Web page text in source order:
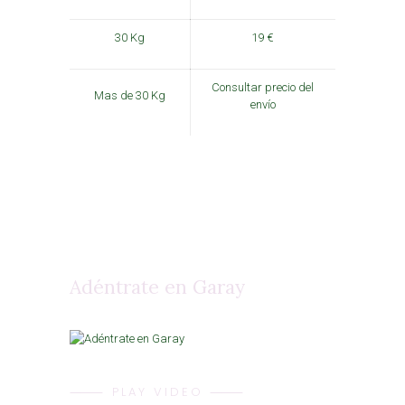
30 Kg 19 €
Mas de 30 Kg
Consultar precio del
envío
Adéntrate en Garay
⸻ PLAY VIDEO ⸻